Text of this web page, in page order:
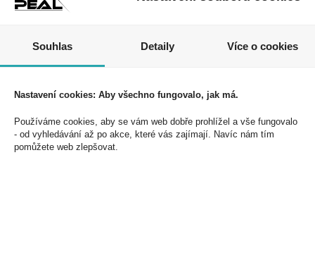
Souhlas Detaily Více o cookies
Nastavení cookies: Aby všechno fungovalo, jak má.
Používáme cookies, aby se vám web dobře prohlížel a vše fungovalo
- od vyhledávání až po akce, které vás zajímají. Navíc nám tím
pomůžete web zlepšovat.